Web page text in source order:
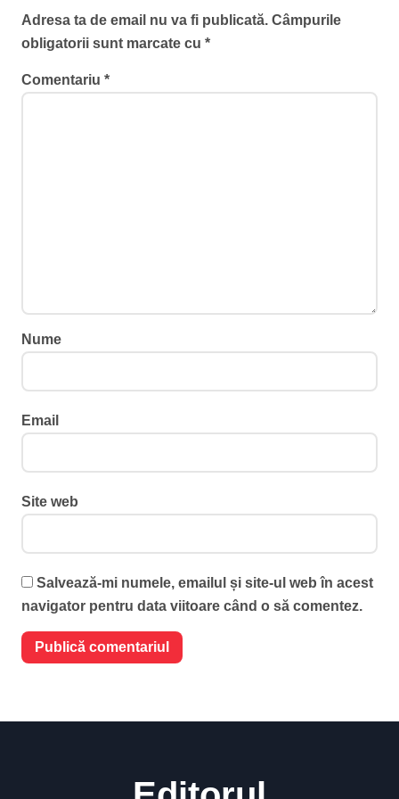
Adresa ta de email nu va fi publicată. Câmpurile
obligatorii sunt marcate cu *
Comentariu *
Nume
Email
Site web
Salvează-mi numele, emailul și site-ul web în acest
navigator pentru data viitoare când o să comentez.